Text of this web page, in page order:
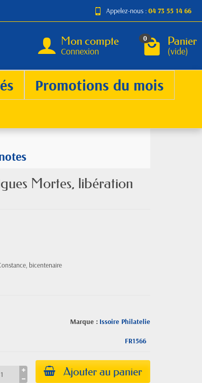
Appelez-nous :04 73 55 14 66
Mon compte
Connexion
0 Panier
(vide)
Promotions du mois
Mortes, libération
bicentenaire
Marque : Issoire Philatelie
FR1566
Ajouter au panier